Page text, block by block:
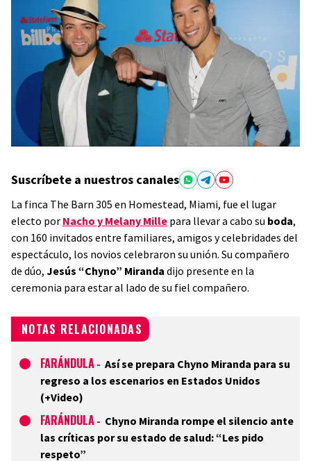
Suscríbete a nuestros canales
La finca The Barn 305 en Homestead, Miami, fue el lugar
electo por Nacho y Melany Mille para llevar a cabo su boda,
con 160 invitados entre familiares, amigos y celebridades del
espectáculo, los novios celebraron su unión. Su compañero
de dúo, Jesús “Chyno” Miranda dijo presente en la
ceremonia para estar al lado de su fiel compañero.
NOTAS RELACIONADAS
FARÁNDULA - Así se prepara Chyno Miranda para su
regreso a los escenarios en Estados Unidos
(+Video)
FARÁNDULA - Chyno Miranda rompe el silencio ante
las críticas por su estado de salud: “Les pido
respeto”